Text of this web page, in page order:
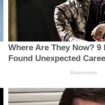
Where Are They Now? 9
Found Unexpected
Brainberries